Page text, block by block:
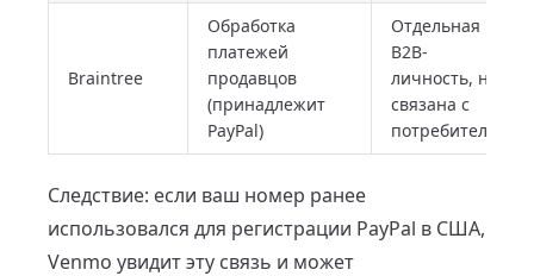
Braintree
Обработка
платежей
продавцов
(принадлежит
PayPal)
Отдельная
B2B-
личность, не
связана с
потребителем
Следствие: если ваш номер ранее
использовался для регистрации PayPal в США,
Venmo увидит эту связь и может